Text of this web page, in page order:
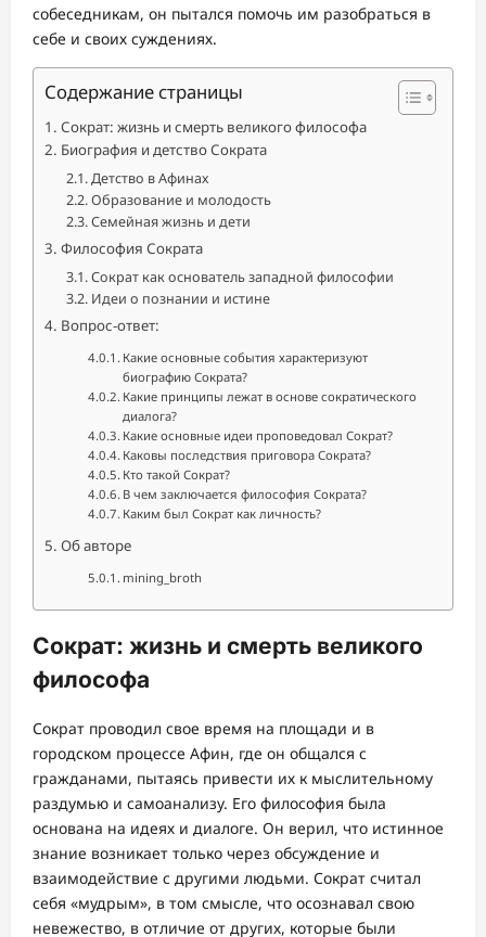
собеседникам, он пытался помочь им разобраться в
себе и своих суждениях.
Содержание страницы
Сократ: жизнь и смерть великого философа
Биография и детство Сократа
Детство в Афинах
Образование и молодость
Семейная жизнь и дети
Философия Сократа
Сократ как основатель западной философии
Идеи о познании и истине
Вопрос-ответ:
Какие основные события характеризуют
биографию Сократа?
Какие принципы лежат в основе сократического
диалога?
Какие основные идеи проповедовал Сократ?
Каковы последствия приговора Сократа?
Кто такой Сократ?
В чем заключается философия Сократа?
Каким был Сократ как личность?
Об авторе
mining_broth
Сократ: жизнь и смерть великого
философа
Сократ проводил свое время на площади и в
городском процессе Афин, где он общался с
гражданами, пытаясь привести их к мыслительному
раздумью и самоанализу. Его философия была
основана на идеях и диалоге. Он верил, что истинное
знание возникает только через обсуждение и
взаимодействие с другими людьми. Сократ считал
себя «мудрым», в том смысле, что осознавал свою
невежество, в отличие от других, которые были